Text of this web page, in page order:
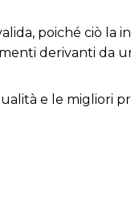
poiché ciò la
derivanti da
e le migliori